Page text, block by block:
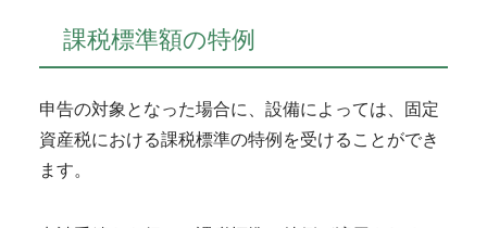
課税標準額の特例
申告の対象となった場合に、設備によっては、固定
資産税における課税標準の特例を受けることができ
ます。